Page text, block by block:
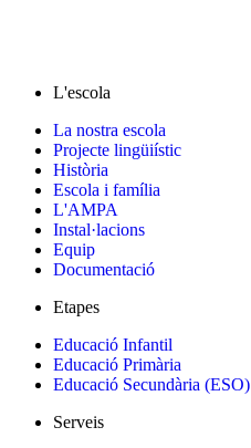
L'escola
La nostra escola
Projecte lingüiístic
Història
Escola i família
L'AMPA
Instal·lacions
Equip
Documentació
Etapes
Educació Infantil
Educació Primària
Educació Secundària (ESO)
Serveis